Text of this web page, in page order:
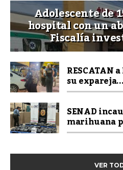
Adolescente de
hospital con un
Fiscalía
RESCATAN
su expareja...
SENAD
marihuana
VER